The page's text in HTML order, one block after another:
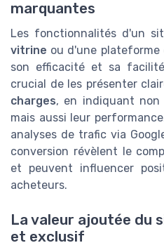
marquantes
Les fonctionnalités d'un
vitrine ou d'une
son efficacité et sa
crucial de les présenter
charges, en indiquant non
mais aussi leur
analyses de trafic via
conversion révèlent le
et peuvent influencer
acheteurs.
La valeur ajoutée du
et exclusif